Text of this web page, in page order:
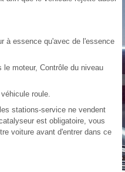
à essence qu'avec de l'essence
moteur, Contrôle du niveau
roule.
stations-service ne vendent
est obligatoire, vous
voiture avant d'entrer dans ce